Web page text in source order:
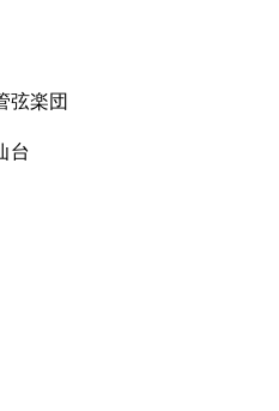
弦楽団
台